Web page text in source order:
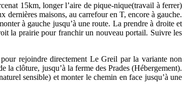
15km, longer l’aire de pique-nique(travail à ferrer)
dernières maisons, au carrefour en T, encore à gauche.
à gauche jusqu’à une route. La prendre à droite et
la prairie pour franchir un nouveau portail. Suivre les
rejoindre directement Le Greil par la variante non
la clôture, jusqu’à la ferme des Prades (Hébergement).
sensible) et monter le chemin en face jusqu’à une